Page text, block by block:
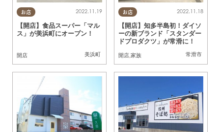
お店
美浜町
2022.11.19
【開店】食品スーパー「マル
ス」が美浜町にオープン！
開店
お店
常滑市
2022.11.18
【開店】知多半島初！ダイソ
ーの新ブランド「スタンダー
ドプロダクツ」が常滑に！
開店, 家族